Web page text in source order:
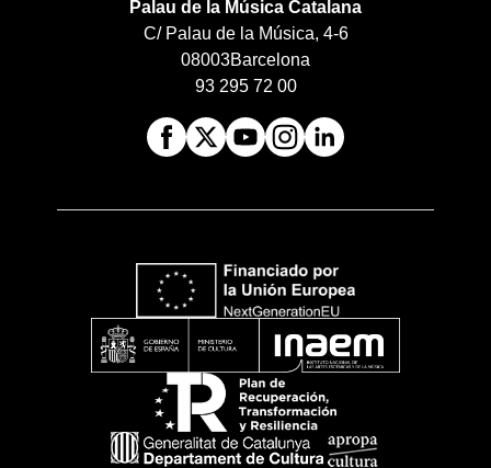
Palau de la Música Catalana
C/ Palau de la Música, 4-6
08003Barcelona
93 295 72 00